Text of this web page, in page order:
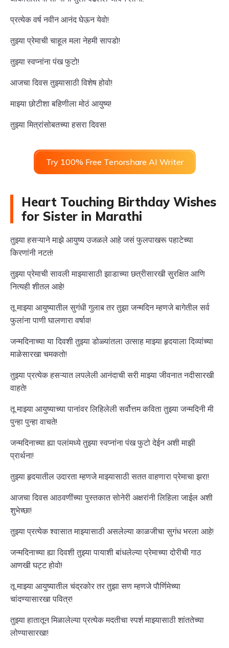
प्रत्येक वर्ष नवीन आनंद घेऊन येवो!
तुझ्या प्रेमाची चाहूल मला नेहमी सापडो!
तुझ्या स्वप्नांना पंख फुटो!
आजचा दिवस तुझ्यासाठी विशेष होवो!
माझ्या छोटीशा बहिणीला मोठं आयुष्य!
तुझ्या मित्रांसोबतच्या हसरा दिवस!
Try 100% Free Tenorshare AI Writer
Heart Touching Birthday Wishes
for Sister in Marathi
तुझ्या हसऱ्याने माझे आयुष्य उजळले आहे जसं फुलपाखरू पहाटेच्या
किरणांनी नटतं!
तुझ्या प्रेमाची सावली माझ्यासाठी झाडाच्या छत्रीसारखी सुरक्षित आणि
नित्यही शीतल आहे!
तू माझ्या आयुष्यातील सुगंधी गुलाब तर तुझा जन्मदिन म्हणजे बागेतील सर्व
फुलांना पाणी घालणारा वर्षाव!
जन्मदिनाच्या या दिवशी तुझ्या डोळ्यांतला उत्साह माझ्या हृदयाला दिव्यांच्या
माळेसारखा चमकतो!
तुझ्या प्रत्येक हसऱ्यात लपलेली आनंदाची सरी माझ्या जीवनात नदीसारखी
वाहते!
तू माझ्या आयुष्याच्या पानांवर लिहिलेली सर्वोत्तम कविता तुझ्या जन्मदिनी मी
पुन्हा पुन्हा वाचते!
जन्मदिनाच्या ह्या पलांमध्ये तुझ्या स्वप्नांना पंख फुटो देईन अशी माझी
प्रार्थना!
तुझ्या हृदयातील उदारता म्हणजे माझ्यासाठी सतत वाहणारा प्रेमाचा झरा!
आजचा दिवस आठवणींच्या पुस्तकात सोनेरी अक्षरांनी लिहिला जाईल अशी
शुभेच्छा!
तुझ्या प्रत्येक श्वासात माझ्यासाठी असलेल्या काळजीचा सुगंध भरला आहे!
जन्मदिनाच्या ह्या दिवशी तुझ्या पायाशी बांधलेल्या प्रेमाच्या दोरीची गाठ
आणखी घट्ट होवो!
तू माझ्या आयुष्यातील चंद्रकोर तर तुझा सण म्हणजे पौर्णिमेच्या
चांदण्यासारखा पवित्र!
तुझ्या हातातून मिळालेल्या प्रत्येक मदतीचा स्पर्श माझ्यासाठी शांततेच्या
लोण्यासारखा!